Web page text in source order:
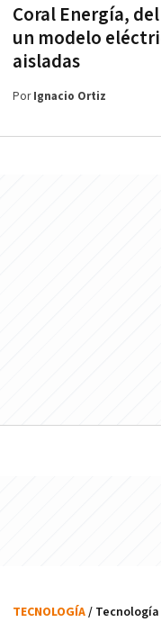
Coral Energía,
un modelo
aisladas
PorIgnacio Ortiz
TECNOLOGÍA/ Tecnología